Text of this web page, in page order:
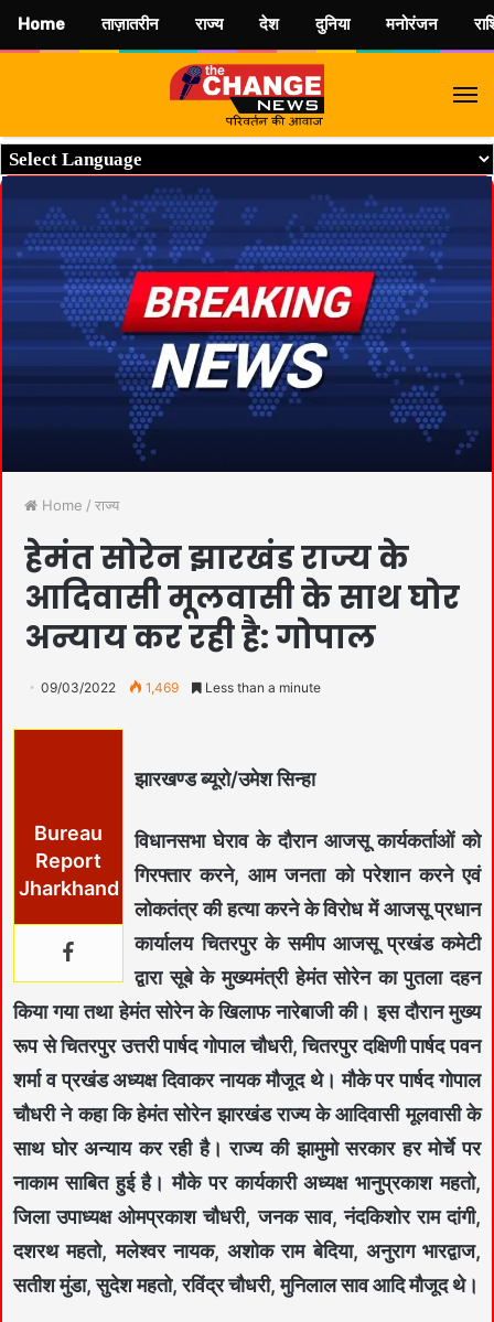
Home / राज्य
हेमंत सोरेन झारखंड राज्य के
आदिवासी मूलवासी के साथ घोर
अन्याय कर रही है: गोपाल
09/03/2022 1,469 Less than a minute
Bureau
Report
Jharkhand
झारखण्ड ब्यूरो/उमेश सिन्हा
विधानसभा घेराव के दौरान आजसू कार्यकर्ताओं को
गिरफ्तार करने, आम जनता को परेशान करने एवं
लोकतंत्र की हत्या करने के विरोध में आजसू प्रधान
कार्यालय चितरपुर के समीप आजसू प्रखंड कमेटी
द्वारा सूबे के मुख्यमंत्री हेमंत सोरेन का पुतला दहन
किया गया तथा हेमंत सोरेन के खिलाफ नारेबाजी की। इस दौरान मुख्य
रूप से चितरपुर उत्तरी पार्षद गोपाल चौधरी, चितरपुर दक्षिणी पार्षद पवन
शर्मा व प्रखंड अध्यक्ष दिवाकर नायक मौजूद थे। मौके पर पार्षद गोपाल
चौधरी ने कहा कि हेमंत सोरेन झारखंड राज्य के आदिवासी मूलवासी के
साथ घोर अन्याय कर रही है। राज्य की झामुमो सरकार हर मोर्चे पर
नाकाम साबित हुई है। मौके पर कार्यकारी अध्यक्ष भानुप्रकाश महतो,
जिला उपाध्यक्ष ओमप्रकाश चौधरी, जनक साव, नंदकिशोर राम दांगी,
दशरथ महतो, मलेश्वर नायक, अशोक राम बेदिया, अनुराग भारद्वाज,
सतीश मुंडा, सुदेश महतो, रविंद्र चौधरी, मुनिलाल साव आदि मौजूद थे।
Home ताज़ातरीन राज्य देश दुनिया मनोरंजन